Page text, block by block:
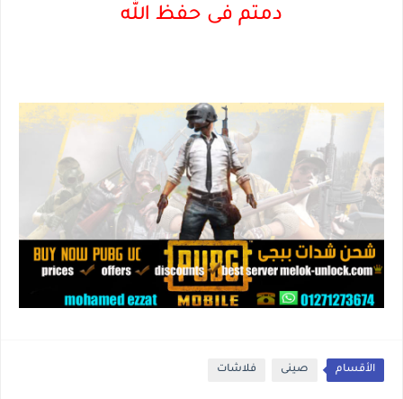
دمتم فى حفظ الله
الأقسام صينى فلاشات